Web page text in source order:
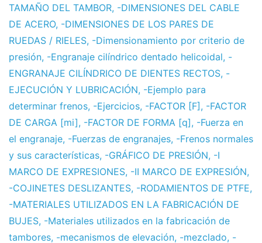
TAMAÑO DEL TAMBOR, -DIMENSIONES DEL CABLE
DE ACERO, -DIMENSIONES DE LOS PARES DE
RUEDAS / RIELES, -Dimensionamiento por criterio de
presión, -Engranaje cilíndrico dentado helicoidal, -
ENGRANAJE CILÍNDRICO DE DIENTES RECTOS, -
EJECUCIÓN Y LUBRICACIÓN, -Ejemplo para
determinar frenos, -Ejercicios, -FACTOR [F] , -FACTOR
DE CARGA [mi], -FACTOR DE FORMA [q], -Fuerza en
el engranaje, -Fuerzas de engranajes, -Frenos normales
y sus características, -GRÁFICO DE PRESIÓN, -I
MARCO DE EXPRESIONES, -II MARCO DE EXPRESIÓN,
-COJINETES DESLIZANTES, -RODAMIENTOS DE PTFE,
-MATERIALES UTILIZADOS EN LA FABRICACIÓN DE
BUJES, -Materiales utilizados en la fabricación de
tambores, -mecanismos de elevación, -mezclado, -